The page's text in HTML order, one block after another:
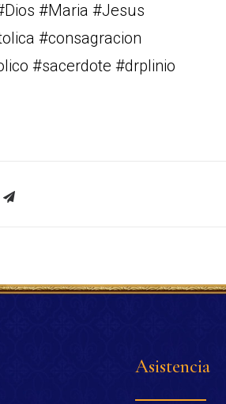
#Maria #Jesus
#consagracion
#sacerdote #drplinio
Asistencia